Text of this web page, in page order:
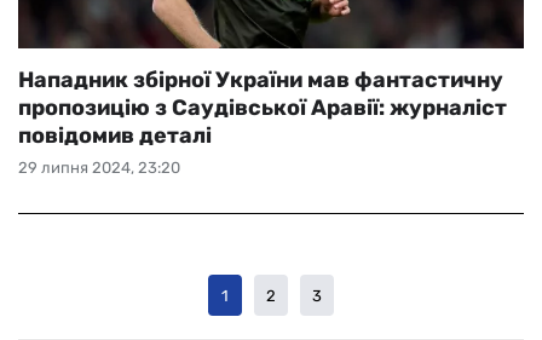
29 липня 2024, 23:20
Нападник збірної України мав фантастичну
пропозицію з Саудівської Аравії: журналіст
повідомив деталі
1 2 3